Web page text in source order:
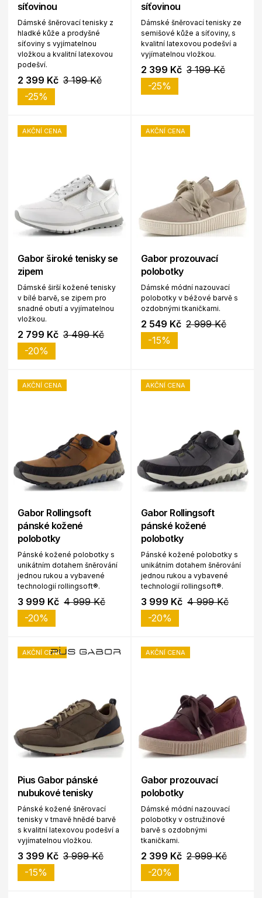
síťovinou
Dámské šněrovací tenisky z
hladké kůže a prodyšné
síťoviny s vyjímatelnou
vložkou a kvalitní latexovou
podešví.
2 399 Kč 3 199 Kč
-25%
síťovinou
Dámské šněrovací tenisky ze
semišové kůže a síťoviny, s
kvalitní latexovou podešví a
vyjímatelnou vložkou.
2 399 Kč 3 199 Kč
-25%
AKČNÍ CENA
Gabor široké tenisky se
zipem
Dámské širší kožené tenisky
v bílé barvě, se zipem pro
snadné obutí a vyjímatelnou
vložkou.
2 799 Kč 3 499 Kč
-20%
AKČNÍ CENA
Gabor prozouvací
polobotky
Dámské módní nazouvací
polobotky v béžové barvě s
ozdobnými tkaničkami.
2 549 Kč 2 999 Kč
-15%
AKČNÍ CENA
Gabor Rollingsoft
pánské kožené
polobotky
Pánské kožené polobotky s
unikátním dotahem šněrování
jednou rukou a vybavené
technologií rollingsoft®.
3 999 Kč 4 999 Kč
-20%
AKČNÍ CENA
Gabor Rollingsoft
pánské kožené
polobotky
Pánské kožené polobotky s
unikátním dotahem šněrování
jednou rukou a vybavené
technologií rollingsoft®.
3 999 Kč 4 999 Kč
-20%
AKČNÍ CENA
Pius Gabor pánské
nubukové tenisky
Pánské kožené šněrovací
tenisky v tmavě hnědé barvě
s kvalitní latexovou podešví a
vyjímatelnou vložkou.
3 399 Kč 3 999 Kč
-15%
AKČNÍ CENA
Gabor prozouvací
polobotky
Dámské módní nazouvací
polobotky v ostružinové
barvě s ozdobnými
tkaničkami.
2 399 Kč 2 999 Kč
-20%